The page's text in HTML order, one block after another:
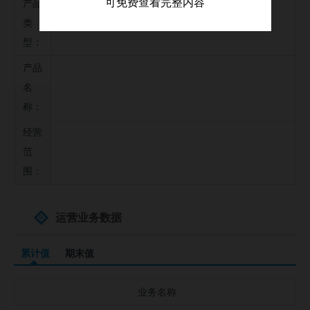
公司并购事件
募集资金投向
公司公告信息
产品
类
型：
产品
名
称：
经营
范
围：
运营业务数据
累计值 期末值
业务名称